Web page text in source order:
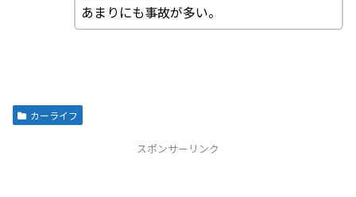
あまりにも事故が多い。
カーライフ
スポンサーリンク